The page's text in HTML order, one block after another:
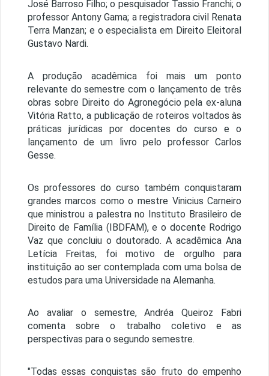
José Barroso Filho; o pesquisador Tassio Franchi; o
professor Antony Gama; a registradora civil Renata
Terra Manzan; e o especialista em Direito Eleitoral
Gustavo Nardi.
A produção acadêmica foi mais um ponto
relevante do semestre com o lançamento de três
obras sobre Direito do Agronegócio pela ex-aluna
Vitória Ratto, a publicação de roteiros voltados às
práticas jurídicas por docentes do curso e o
lançamento de um livro pelo professor Carlos
Gesse.
Os professores do curso também conquistaram
grandes marcos como o mestre Vinicius Carneiro
que ministrou a palestra no Instituto Brasileiro de
Direito de Família (IBDFAM), e o docente Rodrigo
Vaz que concluiu o doutorado. A acadêmica Ana
Letícia Freitas, foi motivo de orgulho para
instituição ao ser contemplada com uma bolsa de
estudos para uma Universidade na Alemanha.
Ao avaliar o semestre, Andréa Queiroz Fabri
comenta sobre o trabalho coletivo e as
perspectivas para o segundo semestre.
"Todas essas conquistas são fruto do empenho